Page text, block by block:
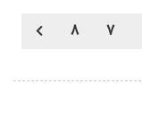
7
8